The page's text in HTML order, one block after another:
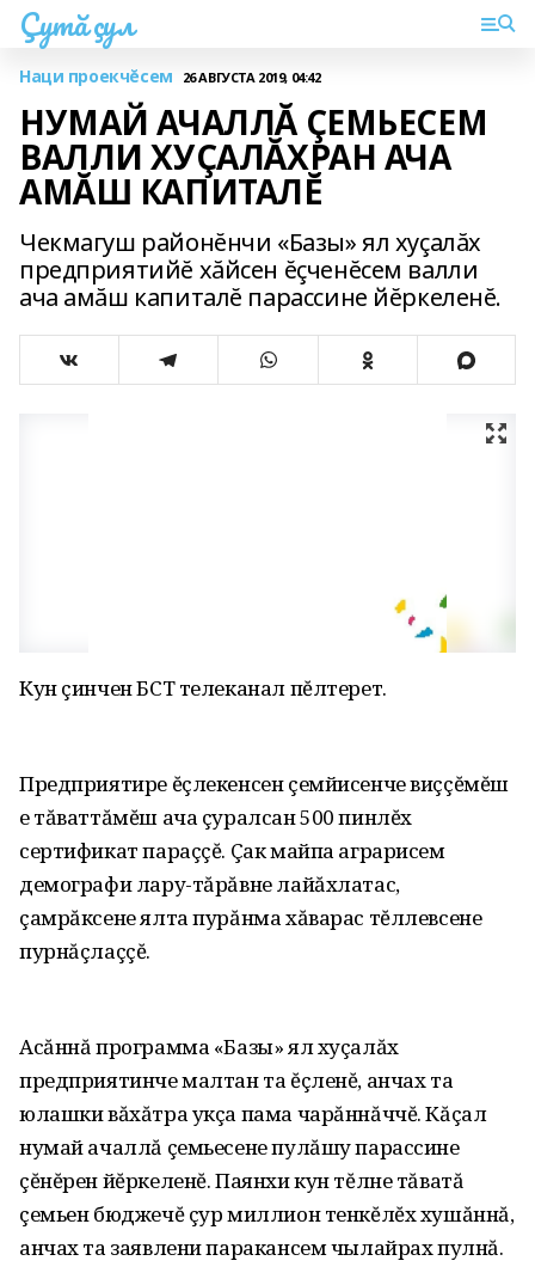
Çутă çул
Наци проекчĕсем 26 АВГУСТА 2019, 04:42
НУМАЙ АЧАЛЛĂ ÇЕМЬЕСЕМ
ВАЛЛИ ХУÇАЛĂХРАН АЧА
АМĂШ КАПИТАЛĔ
Чекмагуш районĕнчи «Базы» ял хуçалăх
предприятийĕ хăйсен ĕçченĕсем валли
ача амăш капиталĕ парассине йĕркеленĕ.
Кун çинчен БСТ телеканал пĕлтерет.
Предприятире ĕçлекенсен çемйисенче виççĕмĕш
е тăваттăмĕш ача çуралсан 500 пинлĕх
сертификат параççĕ. Çак майпа аграрисем
демографи лару-тăрăвне лайăхлатас,
çамрăксене ялта пурăнма хăварас тĕллевсене
пурнăçлаççĕ.
Асăннă программа «Базы» ял хуçалăх
предприятинче малтан та ĕçленĕ, анчах та
юлашки вăхăтра укçа пама чарăннăччĕ. Кăçал
нумай ачаллă çемьесене пулăшу парассине
çĕнĕрен йĕркеленĕ. Паянхи кун тĕлне тăватă
çемьен бюджечĕ çур миллион тенкĕлĕх хушăннă,
анчах та заявлени паракансем чылайрах пулнă.